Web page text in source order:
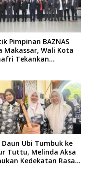
Pimpinan BAZNAS
Makassar, Wali Kota
Tekankan
Daun Ubi Tumbuk ke
Tuttu, Melinda Aksa
Kedekatan Rasa